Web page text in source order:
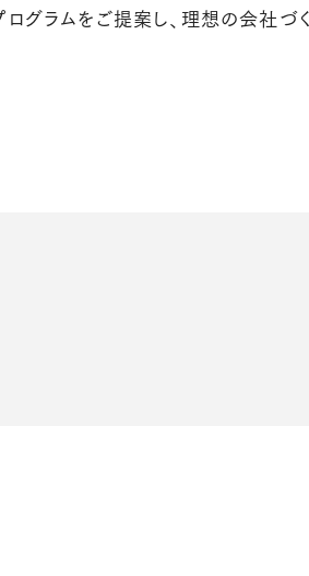
グラムをご提案し、理想の会社づ